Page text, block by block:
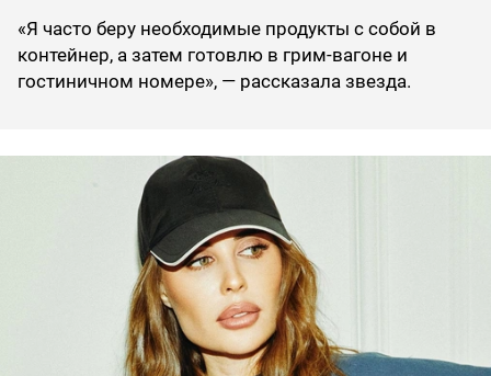
«Я часто беру необходимые продукты с собой в
контейнер, а затем готовлю в грим-вагоне и
гостиничном номере», — рассказала звезда.